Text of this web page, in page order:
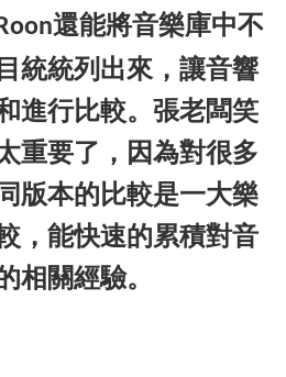
還能將音樂庫中不
統統列出來，讓音響
進行比較。張老闆笑
重要了，因為對很多
版本的比較是一大樂
，能快速的累積對音
相關經驗。